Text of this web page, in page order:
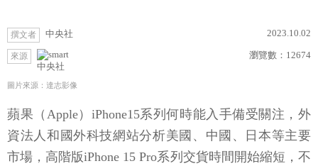
撰文者 中央社 2023.10.02
來源
中央社
瀏覽數： 12674
圖片來源：達志影像
蘋果（Apple）iPhone15系列何時能入手備受關注，外
資法人和國外科技網站分析美國、中國、日本等主要
市場，高階版iPhone 15 Pro系列交貨時間開始縮短，不